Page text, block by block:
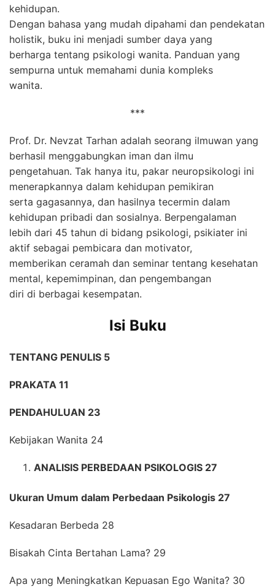
kehidupan.
Dengan bahasa yang mudah dipahami dan pendekatan
holistik, buku ini menjadi sumber daya yang
berharga tentang psikologi wanita. Panduan yang
sempurna untuk memahami dunia kompleks
wanita.
***
Prof. Dr. Nevzat Tarhan adalah seorang ilmuwan yang
berhasil menggabungkan iman dan ilmu
pengetahuan. Tak hanya itu, pakar neuropsikologi ini
menerapkannya dalam kehidupan pemikiran
serta gagasannya, dan hasilnya tecermin dalam
kehidupan pribadi dan sosialnya. Berpengalaman
lebih dari 45 tahun di bidang psikologi, psikiater ini
aktif sebagai pembicara dan motivator,
memberikan ceramah dan seminar tentang kesehatan
mental, kepemimpinan, dan pengembangan
diri di berbagai kesempatan.
Isi Buku
TENTANG PENULIS 5
PRAKATA 11
PENDAHULUAN 23
Kebijakan Wanita 24
ANALISIS PERBEDAAN PSIKOLOGIS 27
Ukuran Umum dalam Perbedaan Psikologis 27
Kesadaran Berbeda 28
Bisakah Cinta Bertahan Lama? 29
Apa yang Meningkatkan Kepuasan Ego Wanita? 30